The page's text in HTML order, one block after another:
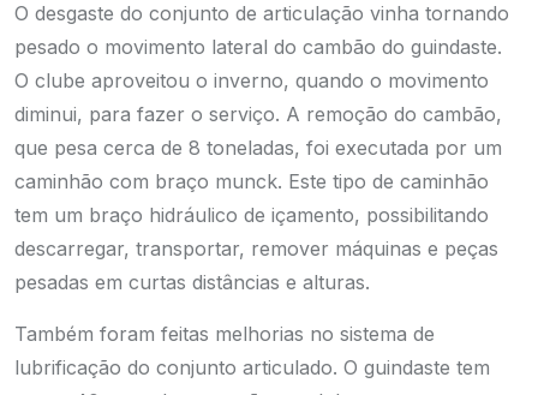
O desgaste do conjunto de articulação vinha tornando
pesado o movimento lateral do cambão do guindaste.
O clube aproveitou o inverno, quando o movimento
diminui, para fazer o serviço. A remoção do cambão,
que pesa cerca de 8 toneladas, foi executada por um
caminhão com braço munck. Este tipo de caminhão
tem um braço hidráulico de içamento, possibilitando
descarregar, transportar, remover máquinas e peças
pesadas em curtas distâncias e alturas.
Também foram feitas melhorias no sistema de
lubrificação do conjunto articulado. O guindaste tem